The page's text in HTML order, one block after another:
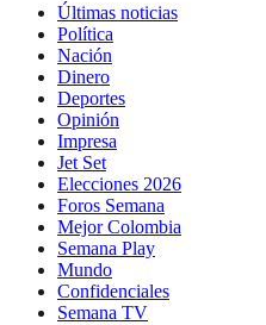
Últimas noticias
Política
Nación
Dinero
Deportes
Opinión
Impresa
Jet Set
Elecciones 2026
Foros Semana
Mejor Colombia
Semana Play
Mundo
Confidenciales
Semana TV